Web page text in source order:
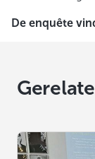
De enquête